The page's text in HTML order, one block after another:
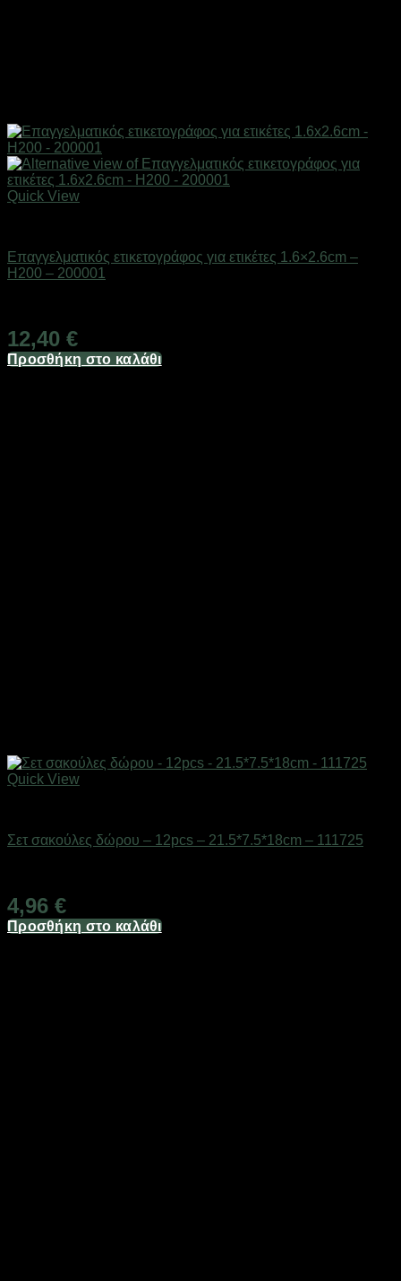
Quick View
Επαγγελματικός ετικετογράφος για ετικέτες 1.6×2.6cm –
H200 – 200001
12,40 €
Προσθήκη στο καλάθι
Quick View
Σετ σακούλες δώρου – 12pcs – 21.5*7.5*18cm – 111725
4,96 €
Προσθήκη στο καλάθι